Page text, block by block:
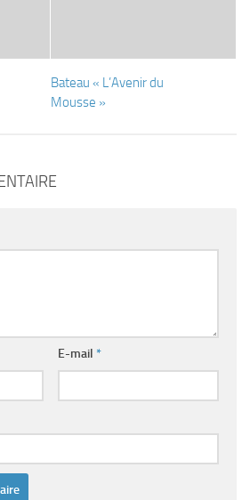
Bateau « L’Avenir du
Mousse »
E-mail *